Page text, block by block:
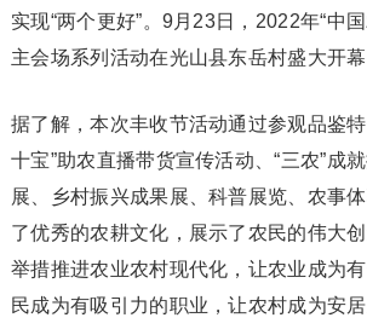
实现“两个更好”。9月23日，2022年“中
主会场系列活动在光山县东岳村盛大开幕
据了解，本次丰收节活动通过参观品鉴
十宝”助农直播带货宣传活动、“三农”成
展、乡村振兴成果展、科普展览、农事
了优秀的农耕文化，展示了农民的伟大
举措推进农业农村现代化，让农业成为
民成为有吸引力的职业，让农村成为安居